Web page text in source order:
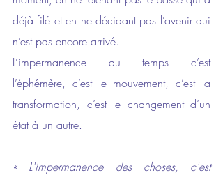
déjà filé et en ne décidant pas l’avenir qui
n’est pas encore arrivé.
L’impermanence du temps c’est
l’éphémère, c’est le mouvement, c’est la
transformation, c’est le changement d’un
état à un autre.
« L'impermanence des choses, c'est